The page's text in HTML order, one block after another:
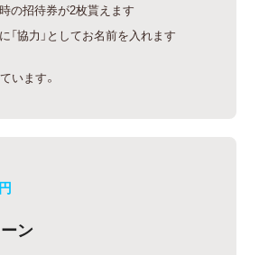
の招待券が2枚貰えます
「協力」としてお名前を入れます
います。
円
ン